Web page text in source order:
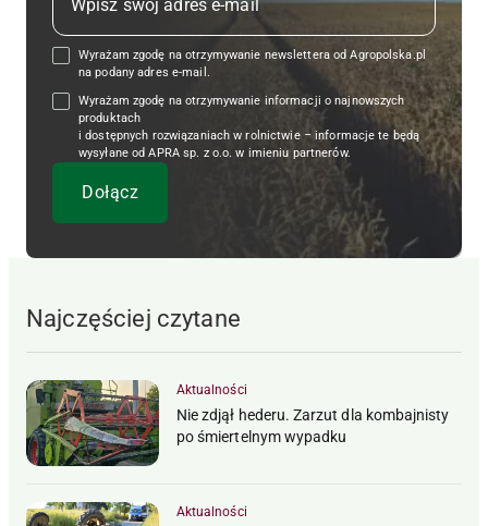
Wyrażam zgodę na otrzymywanie newslettera od Agropolska.pl
na podany adres e-mail.
Wyrażam zgodę na otrzymywanie informacji o najnowszych
produktach
i dostępnych rozwiązaniach w rolnictwie – informacje te będą
wysyłane od APRA sp. z o.o. w imieniu partnerów.
Najczęściej czytane
Aktualności
Nie zdjął hederu. Zarzut dla kombajnisty
po śmiertelnym wypadku
Aktualności